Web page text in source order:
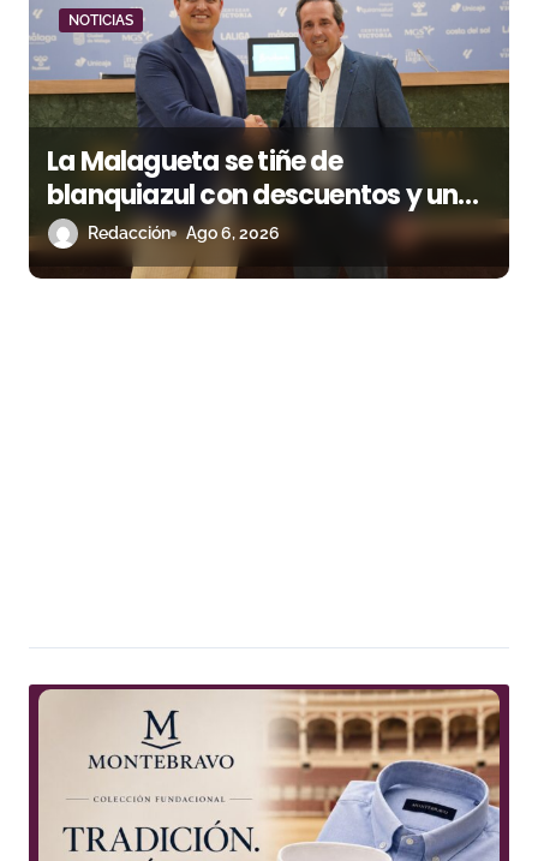
NOTICIAS
La Malagueta se tiñe de
blanquiazul con descuentos y una
corrida homenaje al Málaga CF
Redacción Ago 6, 2026